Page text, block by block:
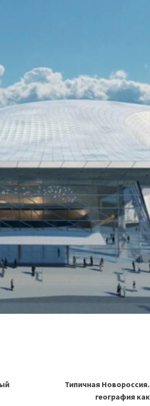
Типичная
география